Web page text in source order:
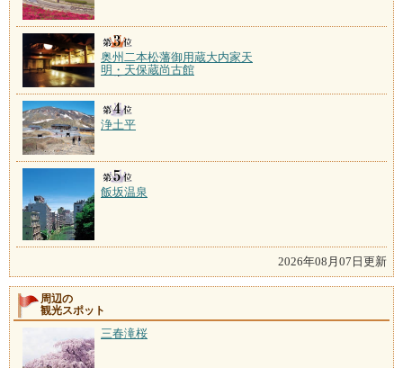
奥州二本松藩御用蔵大内家天
明・天保蔵尚古館
浄土平
飯坂温泉
2026年08月07日更新
周辺の
観光スポット
三春滝桜